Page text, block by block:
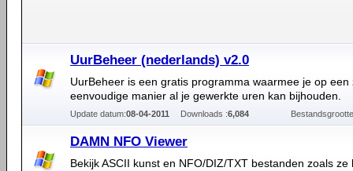
UurBeheer (nederlands) v2.0
UurBeheer is een gratis programma waarmee je op een
eenvoudige manier al je gewerkte uren kan bijhouden.
Update datum:08-04-2011 Downloads :6,084
DAMN NFO Viewer
Bekijk ASCII kunst en NFO/DIZ/TXT bestanden zoals ze